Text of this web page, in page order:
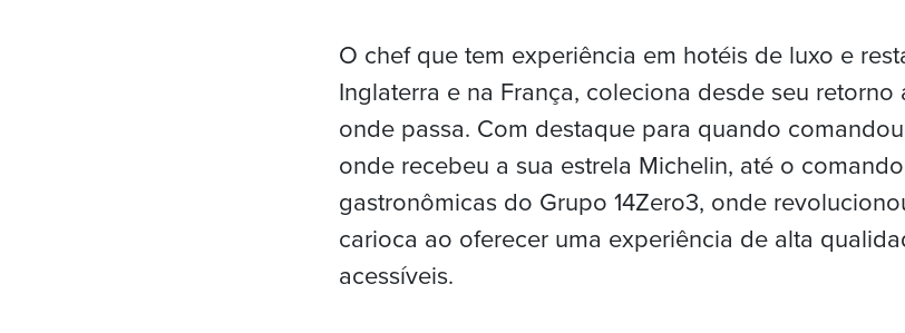
O chef que tem experiência em hotéis de luxo e
Inglaterra e na França, coleciona desde seu retorno
onde passa. Com destaque para quando
onde recebeu a sua estrela Michelin, até o
gastronômicas do Grupo 14Zero3, onde
carioca ao oferecer uma experiência de alta
acessíveis.